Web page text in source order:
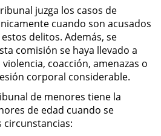
Líneas Telefónicas,
o de Servicios
Provocado
Agravada de Propiedad
de Propiedad Ajena
juzga los casos de
cuando son acusados
delitos. Además, se
comisión se haya llevado a
coacción, amenazas o
corporal considerable.
de menores tiene la
de edad cuando se
circunstancias: